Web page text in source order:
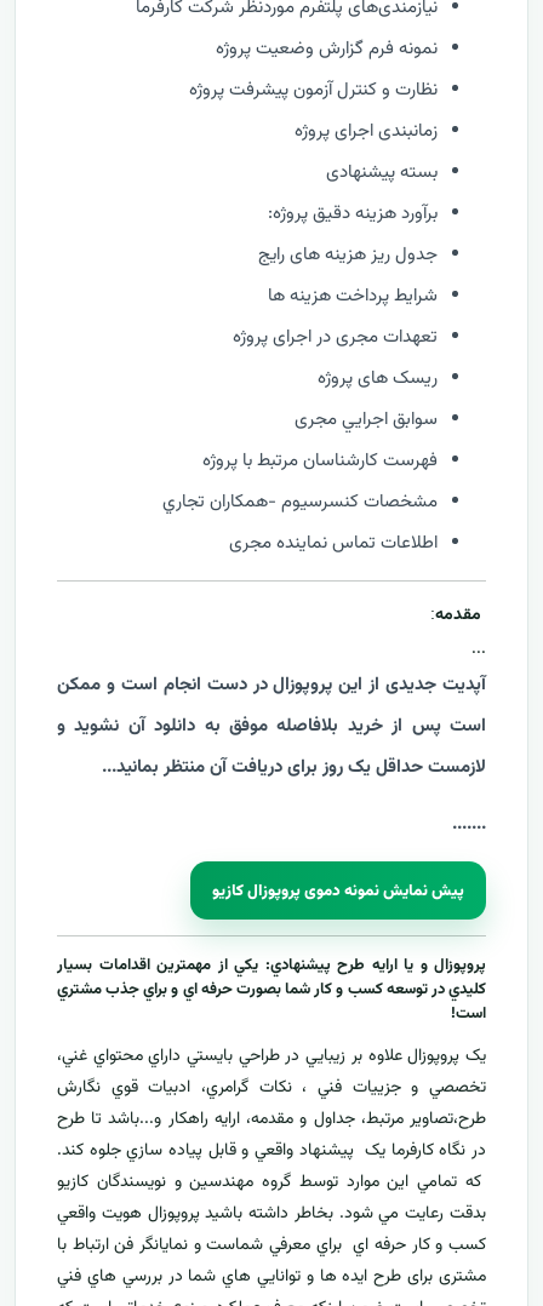
نیازمندی‌های پلتفرم موردنظر شرکت کارفرما
نمونه فرم گزارش وضعيت پروژه
نظارت و كنترل آزمون پیشرفت پروژه
زمانبندی اجرای پروژه
بسته پیشنهادی
برآورد هزینه دقیق پروژه:
جدول ریز هزینه های رایج
شرایط پرداخت هزینه ها
تعهدات مجری در اجرای پروژه
ریسک های پروژه
سوابق اجرايي مجری
فهرست كارشناسان مرتبط با پروژه
مشخصات كنسرسيوم -همكاران تجاري
اطلاعات تماس نماینده مجری
مقدمه:
...
آپدیت جدیدی از این پروپوزال در دست انجام است و ممکن
است پس از خرید بلافاصله موفق به دانلود آن نشوید و
لازمست حداقل یک روز برای دریافت آن منتظر بمانید...
...
....
پیش نمایش نمونه دموی پروپوزال کازیو
پروپوزال و يا ارايه طرح پيشنهادي: يکي از مهمترين اقدامات بسيار
کليدي در توسعه کسب و کار شما بصورت حرفه اي و براي جذب مشتري
است!
يک پروپوزال علاوه بر زيبايي در طراحي بايستي داراي محتواي غني،
تخصصي و جزييات فني ، نکات گرامري، ادبيات قوي نگارش
طرح،تصاوير مرتبط، جداول و مقدمه، ارایه راهکار و...باشد تا طرح
در نگاه کارفرما يک پيشنهاد واقعي و قابل پياده سازي جلوه کند.
که تمامي اين موارد توسط گروه مهندسين و نويسندگان کازيو
بدقت رعايت مي شود. بخاطر داشته باشيد پروپوزال هويت واقعي
کسب و کار حرفه اي براي معرفيشماست و نمایانگر فن ارتباط با
مشتری برای طرح ايده ها و توانايي هاي شما در بررسي هاي فني